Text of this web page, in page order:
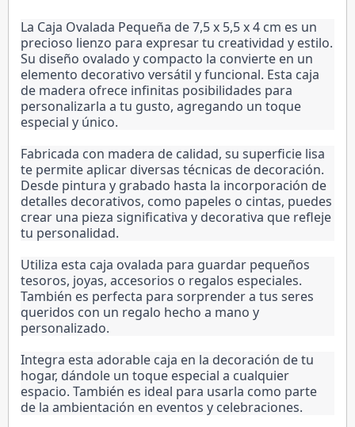
La Caja Ovalada Pequeña de 7,5 x 5,5 x 4 cm es un
precioso lienzo para expresar tu creatividad y estilo.
Su diseño ovalado y compacto la convierte en un
elemento decorativo versátil y funcional. Esta caja
de madera ofrece infinitas posibilidades para
personalizarla a tu gusto, agregando un toque
especial y único.
Fabricada con madera de calidad, su superficie lisa
te permite aplicar diversas técnicas de decoración.
Desde pintura y grabado hasta la incorporación de
detalles decorativos, como papeles o cintas, puedes
crear una pieza significativa y decorativa que refleje
tu personalidad.
Utiliza esta caja ovalada para guardar pequeños
tesoros, joyas, accesorios o regalos especiales.
También es perfecta para sorprender a tus seres
queridos con un regalo hecho a mano y
personalizado.
Integra esta adorable caja en la decoración de tu
hogar, dándole un toque especial a cualquier
espacio. También es ideal para usarla como parte
de la ambientación en eventos y celebraciones.